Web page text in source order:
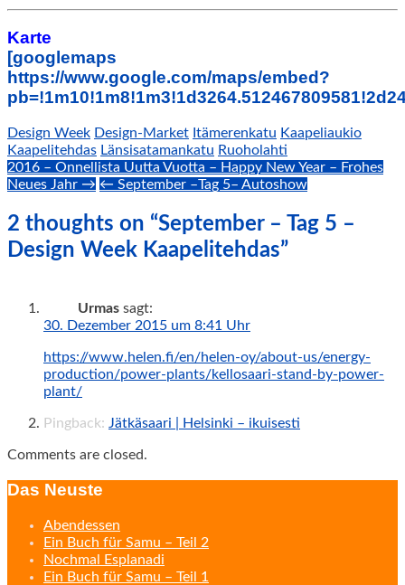
Karte
[googlemaps
https://www.google.com/maps/embed?
Design Week Design-Market Itämerenkatu Kaapeliaukio
Kaapelitehdas Länsisatamankatu Ruoholahti
Post
navigation
2016 – Onnellista Uutta Vuotta – Happy New Year – Frohes
Neues Jahr → ← September –Tag 5– Autoshow
2 thoughts on “September – Tag 5 –
Design Week Kaapelitehdas”
Urmas sagt:
30. Dezember 2015 um 8:41 Uhr
https://www.helen.fi/en/helen-oy/about-us/energy-
production/power-plants/kellosaari-stand-by-power-
plant/
Pingback: Jätkäsaari | Helsinki – ikuisesti
Comments are closed.
Das Neuste
Abendessen
Ein Buch für Samu – Teil 2
Nochmal Esplanadi
Ein Buch für Samu – Teil 1